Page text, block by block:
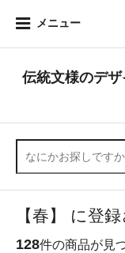
メニュー
伝統文様のデ
【春】 に登
128件の商品が見